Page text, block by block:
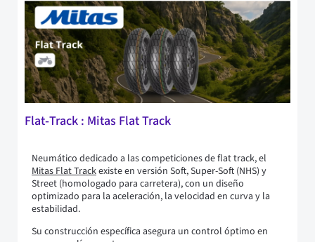
Flat‑Track : Mitas Flat Track
Neumático dedicado a las competiciones de flat track, el
Mitas Flat Trackexiste en versión Soft, Super-Soft (NHS) y
Street (homologado para carretera), con un diseño
optimizado para la aceleración, la velocidad en curva y la
estabilidad.
Su construcción específica asegura un control óptimo en